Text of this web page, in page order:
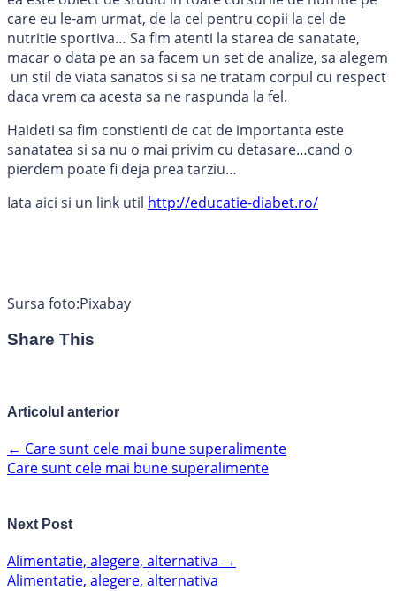
care eu le-am urmat, de la cel pentru copii la cel de
nutritie sportiva… Sa fim atenti la starea de sanatate,
macar o data pe an sa facem un set de analize, sa alegem
un stil de viata sanatos si sa ne tratam corpul cu respect
daca vrem ca acesta sa ne raspunda la fel.
Haideti sa fim constienti de cat de importanta este
sanatatea si sa nu o mai privim cu detasare…cand o
pierdem poate fi deja prea tarziu…
Iata aici si un link util http://educatie-diabet.ro/
Sursa foto:Pixabay
Share This
Articolul anterior
← Care sunt cele mai bune superalimente
Care sunt cele mai bune superalimente
Next Post
Alimentatie, alegere, alternativa →
Alimentatie, alegere, alternativa